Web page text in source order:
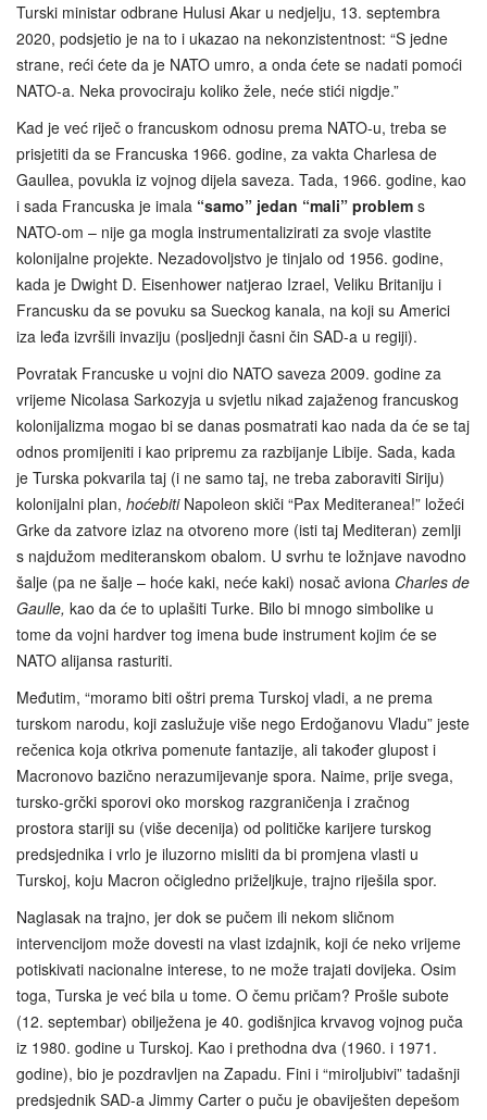
Turski ministar odbrane Hulusi Akar u nedjelju, 13. septembra
2020, podsjetio je na to i ukazao na nekonzistentnost: “S jedne
strane, reći ćete da je NATO umro, a onda ćete se nadati pomoći
NATO-a. Neka provociraju koliko žele, neće stići nigdje.”
Kad je već riječ o francuskom odnosu prema NATO-u, treba se
prisjetiti da se Francuska 1966. godine, za vakta Charlesa de
Gaullea, povukla iz vojnog dijela saveza. Tada, 1966. godine, kao
i sada Francuska je imala “samo” jedan “mali” problem s
NATO-om – nije ga mogla instrumentalizirati za svoje vlastite
kolonijalne projekte. Nezadovoljstvo je tinjalo od 1956. godine,
kada je Dwight D. Eisenhower natjerao Izrael, Veliku Britaniju i
Francusku da se povuku sa Sueckog kanala, na koji su Americi
iza leđa izvršili invaziju (posljednji časni čin SAD-a u regiji).
Povratak Francuske u vojni dio NATO saveza 2009. godine za
vrijeme Nicolasa Sarkozyja u svjetlu nikad zajaženog francuskog
kolonijalizma mogao bi se danas posmatrati kao nada da će se taj
odnos promijeniti i kao pripremu za razbijanje Libije. Sada, kada
je Turska pokvarila taj (i ne samo taj, ne treba zaboraviti Siriju)
kolonijalni plan, hoćebitiNapoleon skiči “Pax Mediteranea!” ložeći
Grke da zatvore izlaz na otvoreno more (isti taj Mediteran) zemlji
s najdužom mediteranskom obalom. U svrhu te ložnjave navodno
šalje (pa ne šalje – hoće kaki, neće kaki) nosač aviona Charles de
Gaulle, kao da će to uplašiti Turke. Bilo bi mnogo simbolike u
tome da vojni hardver tog imena bude instrument kojim će se
NATO alijansa rasturiti.
Međutim, “moramo biti oštri prema Turskoj vladi, a ne prema
turskom narodu, koji zaslužuje više nego Erdoğanovu Vladu” jeste
rečenica koja otkriva pomenute fantazije, ali također glupost i
Macronovo bazično nerazumijevanje spora. Naime, prije svega,
tursko-grčki sporovi oko morskog razgraničenja i zračnog
prostora stariji su (više decenija) od političke karijere turskog
predsjednika i vrlo je iluzorno misliti da bi promjena vlasti u
Turskoj, koju Macron očigledno priželjkuje, trajno riješila spor.
Naglasak na trajno, jer dok se pučem ili nekom sličnom
intervencijom može dovesti na vlast izdajnik, koji će neko vrijeme
potiskivati nacionalne interese, to ne može trajati dovijeka. Osim
toga, Turska je već bila u tome. O čemu pričam? Prošle subote
(12. septembar) obilježena je 40. godišnjica krvavog vojnog puča
iz 1980. godine u Turskoj. Kao i prethodna dva (1960. i 1971.
godine), bio je pozdravljen na Zapadu. Fini i “miroljubivi” tadašnji
predsjednik SAD-a Jimmy Carter o puču je obaviješten depešom